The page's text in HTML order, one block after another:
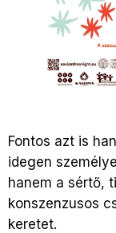
Fontos azt is
idegen
hanem a sértő,
konszenzusos
keretet.